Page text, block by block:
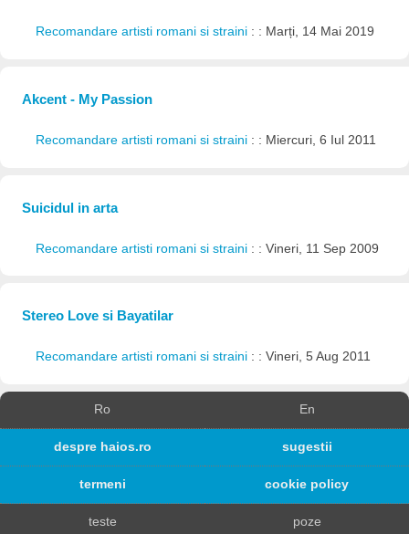
Recomandare artisti romani si straini : : Marți, 14 Mai 2019
Akcent - My Passion
Recomandare artisti romani si straini : : Miercuri, 6 Iul 2011
Suicidul in arta
Recomandare artisti romani si straini : : Vineri, 11 Sep 2009
Stereo Love si Bayatilar
Recomandare artisti romani si straini : : Vineri, 5 Aug 2011
Ro En
despre haios.ro sugestii
termeni cookie policy
teste poze